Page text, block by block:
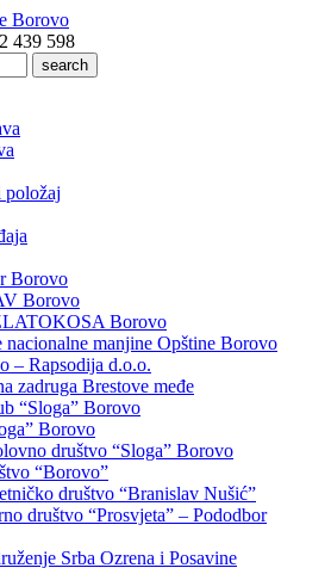
Borovo
439 598
položaj
Borovo
Borovo
Borovo
nacionalne manjine Opštine Borovo
– Rapsodija d.o.o.
zadruga Brestove međe
“Sloga” Borovo
Borovo
društvo “Sloga” Borovo
“Borovo”
društvo “Branislav Nušić”
društvo “Prosvjeta” – Pododbor
Srba Ozrena i Posavine